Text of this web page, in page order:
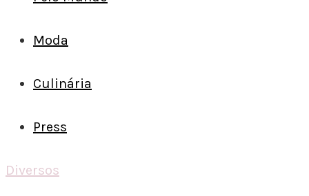
Moda
Culinária
Press
Diversos